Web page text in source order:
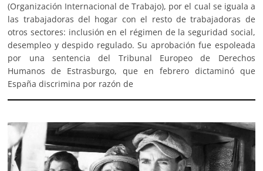
(Organización Internacional de Trabajo), por el cual se iguala a
las trabajadoras del hogar con el resto de trabajadoras de
otros sectores: inclusión en el régimen de la seguridad social,
desempleo y despido regulado. Su aprobación fue espoleada
por una sentencia del Tribunal Europeo de Derechos
Humanos de Estrasburgo, que en febrero dictaminó que
España discrimina por razón de